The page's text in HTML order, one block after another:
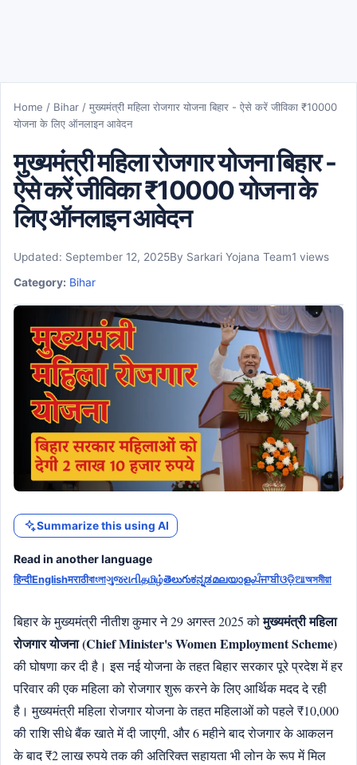
Home / Bihar / मुख्यमंत्री महिला रोजगार योजना बिहार - ऐसे करें जीविका ₹10000
योजना के लिए ऑनलाइन आवेदन
मुख्यमंत्री महिला रोजगार योजना बिहार -
ऐसे करें जीविका ₹10000 योजना के
लिए ऑनलाइन आवेदन
Updated: September 12, 2025By Sarkari Yojana Team1 views
Category: Bihar
Summarize this using AI
Read in another language
हिन्दीEnglishमराठीবাংলাગુજરાતીதமிழ்తెలుగుಕನ್ನಡമലയാളംਪੰਜਾਬੀଓଡ଼ିଆঅসমীয়া
बिहार के मुख्यमंत्री नीतीश कुमार ने 29 अगस्त 2025 कोमुख्यमंत्री महिला
रोजगार योजना (Chief Minister's Women Employment Scheme)
की घोषणा कर दी है। इस नई योजना के तहत बिहार सरकार पूरे प्रदेश में हर
परिवार की एक महिला को रोजगार शुरू करने के लिए आर्थिक मदद दे रही
है। मुख्यमंत्री महिला रोजगार योजना के तहत महिलाओं को पहले ₹10,000
की राशि सीधे बैंक खाते में दी जाएगी, और 6 महीने बाद रोजगार के आकलन
के बाद ₹2 लाख रुपये तक की अतिरिक्त सहायता भी लोन के रूप में मिल